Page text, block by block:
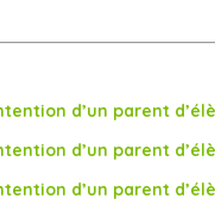
d’un parent
d’un parent
d’un parent